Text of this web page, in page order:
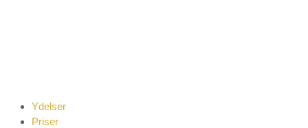
Ydelser
Priser